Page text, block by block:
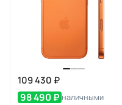
109 430 ₽
98 490 ₽ наличными